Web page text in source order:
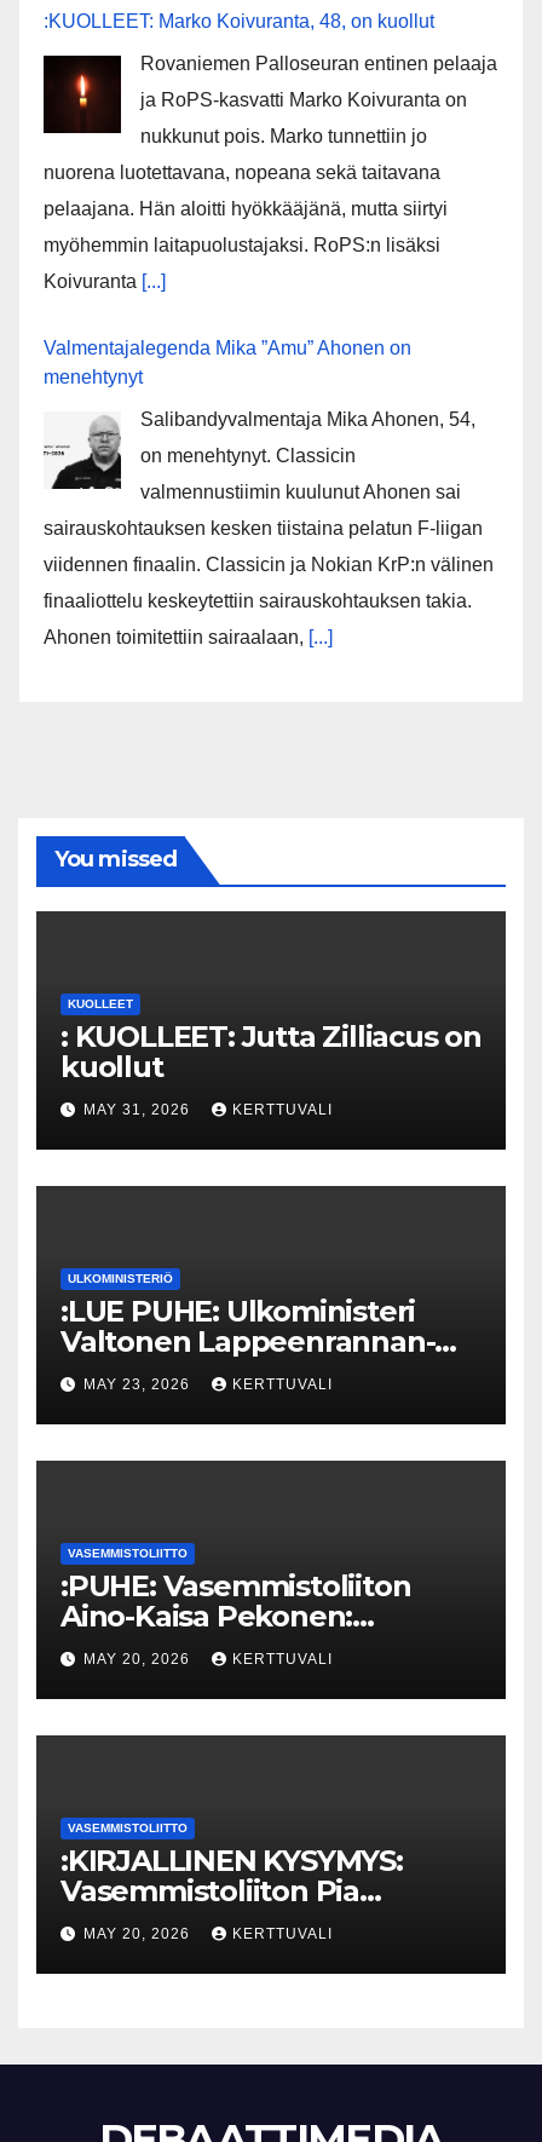
:KUOLLEET: Marko Koivuranta, 48, on kuollut
Rovaniemen Palloseuran entinen pelaaja
ja RoPS-kasvatti Marko Koivuranta on
nukkunut pois. Marko tunnettiin jo
nuorena luotettavana, nopeana sekä taitavana
pelaajana. Hän aloitti hyökkääjänä, mutta siirtyi
myöhemmin laitapuolustajaksi. RoPS:n lisäksi
Koivuranta [...]
Valmentajalegenda Mika ”Amu” Ahonen on
menehtynyt
Salibandyvalmentaja Mika Ahonen, 54,
on menehtynyt. Classicin
valmennustiimin kuulunut Ahonen sai
sairauskohtauksen kesken tiistaina pelatun F-liigan
viidennen finaalin. Classicin ja Nokian KrP:n välinen
finaaliottelu keskeytettiin sairauskohtauksen takia.
Ahonen toimitettiin sairaalaan, [...]
You missed
KUOLLEET
: KUOLLEET: Jutta Zilliacus on
kuollut
MAY 31, 2026 KERTTUVALI
ULKOMINISTERIÖ
:LUE PUHE: Ulkoministeri
Valtonen Lappeenrannan-
Lahden teknillisen yliopiston
kunniatohtoriksi
MAY 23, 2026 KERTTUVALI
VASEMMISTOLIITTO
:PUHE: Vasemmistoliiton
Aino-Kaisa Pekonen:
Eriarvoistumisen
pysäyttäminen luo
turvallisuutta
MAY 20, 2026 KERTTUVALI
VASEMMISTOLIITTO
:KIRJALLINEN KYSYMYS:
Vasemmistoliiton Pia
Lohikoski: Missä viipyy Orpon
hallituksen drooniohjeistus
kunnille?
MAY 20, 2026 KERTTUVALI